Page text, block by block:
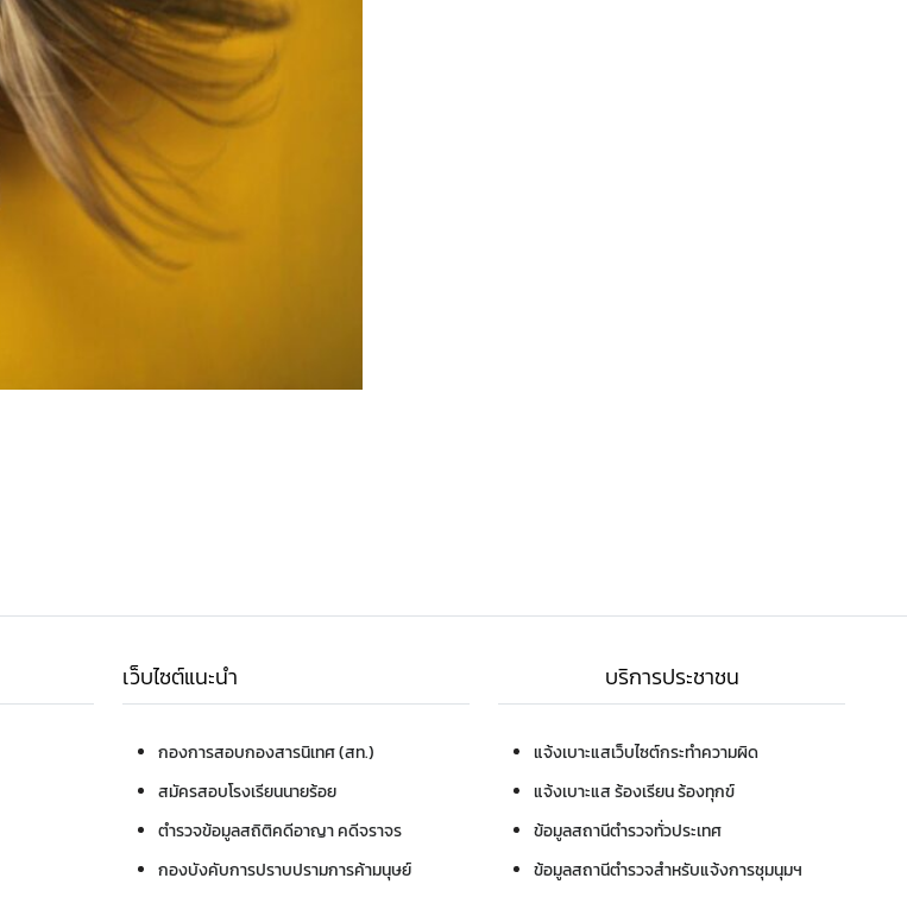
เว็บไซต์แนะนำ
กองการสอบกองสารนิเทศ (สท.)
สมัครสอบโรงเรียนนายร้อย
ตำรวจข้อมูลสถิติคดีอาญา คดีจราจร
กองบังคับการปราบปรามการค้ามนุษย์
บริการประชาชน
แจ้งเบาะแสเว็บไซต์กระทำความผิด
แจ้งเบาะแส ร้องเรียน ร้องทุกข์
ข้อมูลสถานีตำรวจทั่วประเทศ
ข้อมูลสถานีตำรวจสำหรับแจ้งการชุมนุมฯ